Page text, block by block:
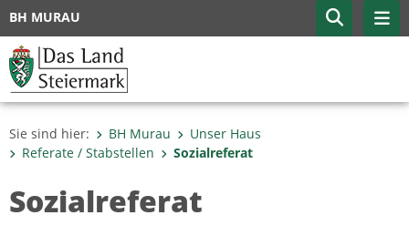
BH MURAU
Sie sind hier: BH Murau
Unser Haus
Referate / Stabstellen
Sozialreferat
Sozialreferat